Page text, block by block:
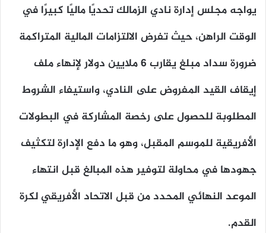
يواجه مجلس إدارة نادي الزمالك تحديًا ماليًا كبيرًا في
الوقت الراهن، حيث تفرض الالتزامات المالية المتراكمة
ضرورة سداد مبلغ يقارب 6 ملايين دولار لإنهاء ملف
إيقاف القيد المفروض على النادي، واستيفاء الشروط
المطلوبة للحصول على رخصة المشاركة في البطولات
الأفريقية للموسم المقبل، وهو ما دفع الإدارة لتكثيف
جهودها في محاولة لتوفير هذه المبالغ قبل انتهاء
الموعد النهائي المحدد من قبل الاتحاد الأفريقي لكرة
القدم.